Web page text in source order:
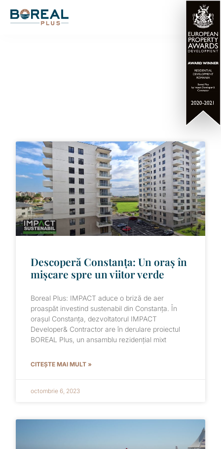
Articole blog LUXURIA
Descoperă Constanța: Un oraș în
mișcare spre un viitor verde
Boreal Plus: IMPACT aduce o briză de aer
proaspăt investind sustenabil din Constanța. În
orașul Constanța, dezvoltatorul IMPACT
Developer& Contractor are în derulare proiectul
BOREAL Plus, un ansamblu rezidențial mixt
CITEȘTE MAI MULT »
octombrie 6, 2023